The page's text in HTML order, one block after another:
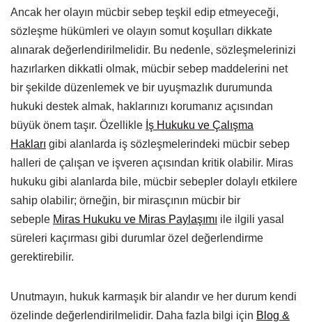
Ancak her olayın mücbir sebep teşkil edip etmeyeceği,
sözleşme hükümleri ve olayın somut koşulları dikkate
alınarak değerlendirilmelidir. Bu nedenle, sözleşmelerinizi
hazırlarken dikkatli olmak, mücbir sebep maddelerini net
bir şekilde düzenlemek ve bir uyuşmazlık durumunda
hukuki destek almak, haklarınızı korumanız açısından
büyük önem taşır. Özellikle İş Hukuku ve Çalışma
Hakları gibi alanlarda iş sözleşmelerindeki mücbir sebep
halleri de çalışan ve işveren açısından kritik olabilir. Miras
hukuku gibi alanlarda bile, mücbir sebepler dolaylı etkilere
sahip olabilir; örneğin, bir mirasçının mücbir bir
sebeple Miras Hukuku ve Miras Paylaşımı ile ilgili yasal
süreleri kaçırması gibi durumlar özel değerlendirme
gerektirebilir.
Unutmayın, hukuk karmaşık bir alandır ve her durum kendi
özelinde değerlendirilmelidir. Daha fazla bilgi için Blog &